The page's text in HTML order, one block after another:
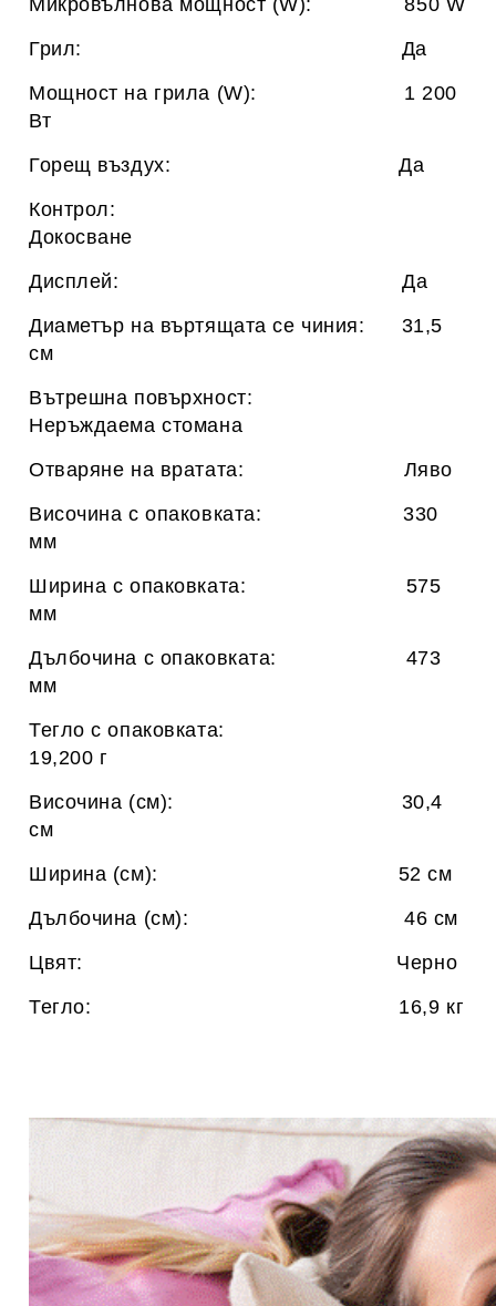
Микровълнова мощност (W): 850 W
Грил: Да
Мощност на грила (W): 1 200
Вт
Горещ въздух: Да
Контрол:
Докосване
Дисплей: Да
Диаметър на въртящата се чиния: 31,5
см
Вътрешна повърхност:
Неръждаема стомана
Отваряне на вратата: Ляво
Височина с опаковката: 330
мм
Ширина с опаковката: 575
мм
Дълбочина с опаковката: 473
мм
Тегло с опаковката:
19,200 г
Височина (см): 30,4
см
Ширина (см): 52 см
Дълбочина (см): 46 см
Цвят: Черно
Тегло: 16,9 кг